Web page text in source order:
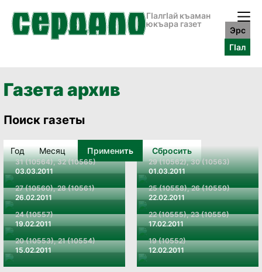
ГӀалгӀай къаман
юкъара газет
Эрс
ГӀал
Газета архив
Поиск газеты
Применить Сбросить
31 (10564), 32 (10565)
03.03.2011
29 (10562), 30 (10563)
01.03.2011
27 (10560), 28 (10561)
26.02.2011
25 (10558), 26 (10559)
22.02.2011
24 (10557)
19.02.2011
22 (10555), 23 (10556)
17.02.2011
20 (10553), 21 (10554)
15.02.2011
19 (10552)
12.02.2011